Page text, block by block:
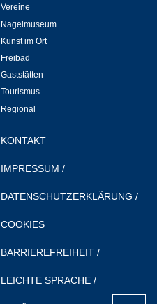
Vereine
Nagelmuseum
Kunst im Ort
Freibad
Gaststätten
Tourismus
Regional
KONTAKT
IMPRESSUM /
DATENSCHUTZERKLÄRUNG /
COOKIES
BARRIEREFREIHEIT /
LEICHTE SPRACHE /